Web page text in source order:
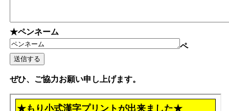
★ペンネーム
ペ
ぜひ、ご協力お願い申し上げます。